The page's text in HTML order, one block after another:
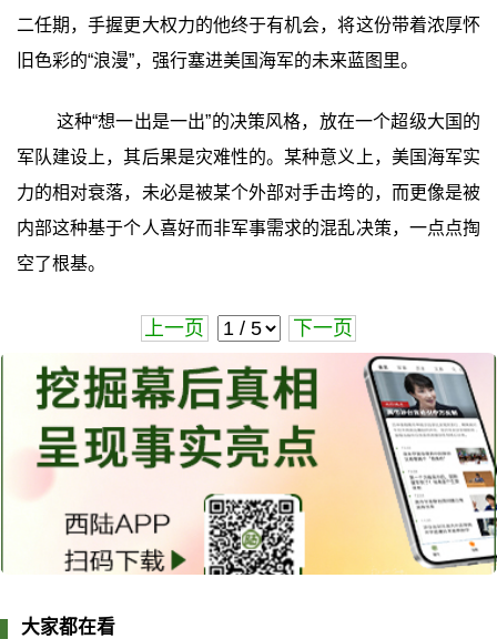
二任期，手握更大权力的他终于有机会，将这份带着浓厚怀
旧色彩的“浪漫”，强行塞进美国海军的未来蓝图里。
这种“想一出是一出”的决策风格，放在一个超级大国的
军队建设上，其后果是灾难性的。某种意义上，美国海军实
力的相对衰落，未必是被某个外部对手击垮的，而更像是被
内部这种基于个人喜好而非军事需求的混乱决策，一点点掏
空了根基。
上一页 下一页
大家都在看